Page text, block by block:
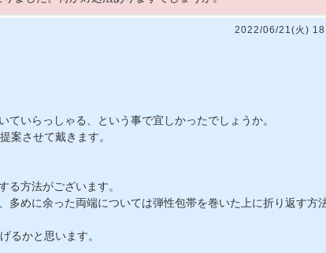
2022/06/21(火)
いらっしゃる、という事で宜しかったでしょうか。
案させて戴きます。
る方法がございます。
多めに余った両端については弾性包帯を巻いた上に折り返す方
るかと思います。